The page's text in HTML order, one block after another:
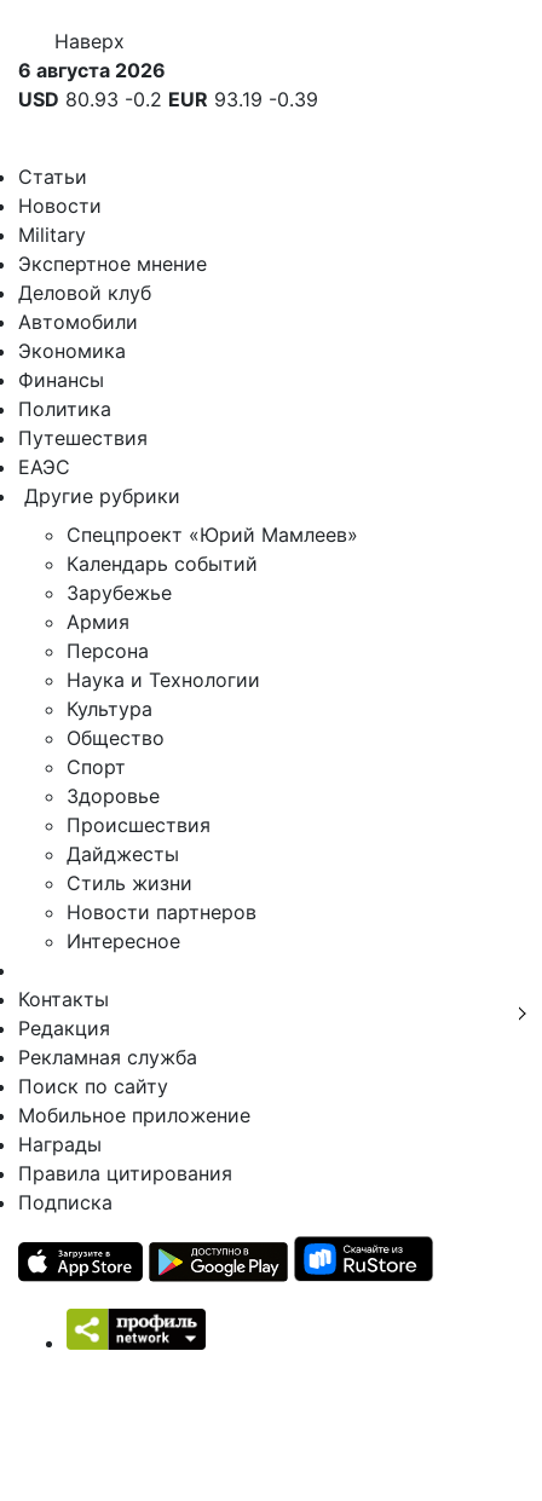
Наверх
6 августа 2026
USD 80.93 -0.2 EUR 93.19 -0.39
Статьи
Новости
Military
Экспертное мнение
Деловой клуб
Автомобили
Экономика
Финансы
Политика
Путешествия
ЕАЭС
Другие рубрики
Спецпроект «Юрий Мамлеев»
Календарь событий
Зарубежье
Армия
Персона
Наука и Технологии
Культура
Общество
Спорт
Здоровье
Происшествия
Дайджесты
Стиль жизни
Новости партнеров
Интересное
Контакты
Редакция
Рекламная служба
Поиск по сайту
Мобильное приложение
Награды
Правила цитирования
Подписка